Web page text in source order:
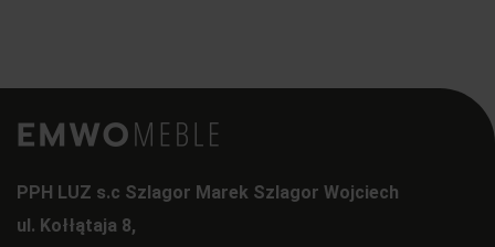
PPH LUZ s.c Szlagor Marek Szlagor Wojciech
ul. Kołłątaja 8,